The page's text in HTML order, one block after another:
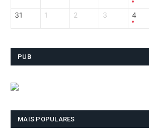
31 1 2 3 4
PUB
MAIS POPULARES